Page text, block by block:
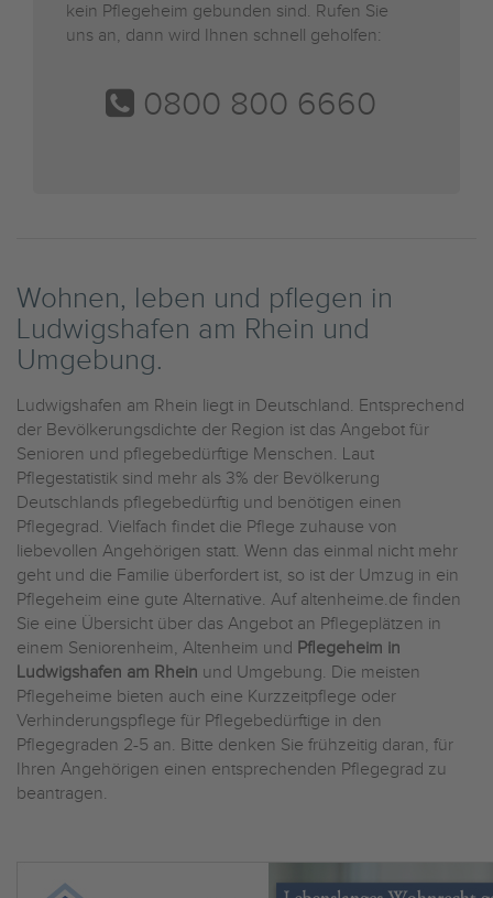
kein Pflegeheim gebunden sind. Rufen Sie
uns an, dann wird Ihnen schnell geholfen:
0800 800 6660
Wohnen, leben und pflegen in
Ludwigshafen am Rhein und
Umgebung.
Ludwigshafen am Rhein liegt in Deutschland. Entsprechend
der Bevölkerungsdichte der Region ist das Angebot für
Senioren und pflegebedürftige Menschen. Laut
Pflegestatistik sind mehr als 3% der Bevölkerung
Deutschlands pflegebedürftig und benötigen einen
Pflegegrad. Vielfach findet die Pflege zuhause von
liebevollen Angehörigen statt. Wenn das einmal nicht mehr
geht und die Familie überfordert ist, so ist der Umzug in ein
Pflegeheim eine gute Alternative. Auf altenheime.de finden
Sie eine Übersicht über das Angebot an Pflegeplätzen in
einem Seniorenheim, Altenheim und Pflegeheim in
Ludwigshafen am Rhein und Umgebung. Die meisten
Pflegeheime bieten auch eine Kurzzeitpflege oder
Verhinderungspflege für Pflegebedürftige in den
Pflegegraden 2-5 an. Bitte denken Sie frühzeitig daran, für
Ihren Angehörigen einen entsprechenden Pflegegrad zu
beantragen.